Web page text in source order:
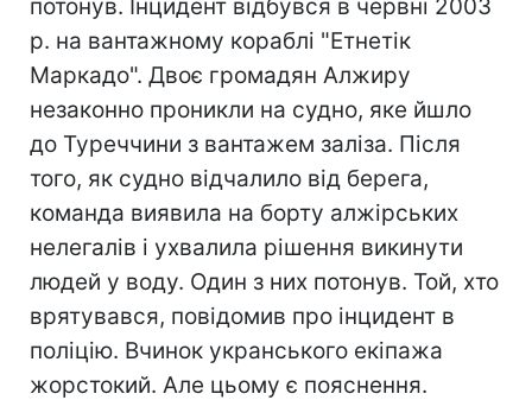
потонув. Інцидент відбувся в червні 2003
р. на вантажному кораблі "Етнетік
Маркадо". Двоє громадян Алжиру
незаконно проникли на судно, яке йшло
до Туреччини з вантажем заліза. Після
того, як судно відчалило від берега,
команда виявила на борту алжірських
нелегалів і ухвалила рішення викинути
людей у воду. Один з них потонув. Той, хто
врятувався, повідомив про інцидент в
поліцію. Вчинок укранського екіпажа
жорстокий. Але цьому є пояснення.